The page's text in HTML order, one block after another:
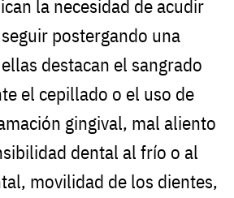
la necesidad de acudir
postergando una
destacan el sangrado
el cepillado o el uso de
gingival, mal aliento
dental al frío o al
movilidad de los dientes,